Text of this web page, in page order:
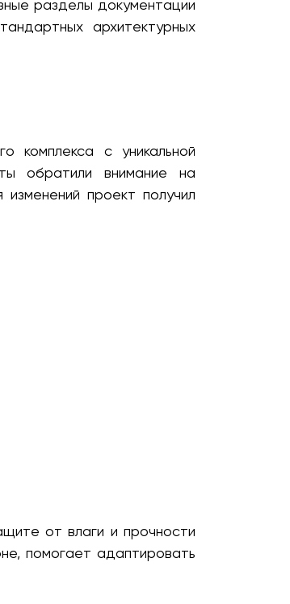
разделы документации
архитектурных
комплекса с уникальной
обратили внимание на
проект получил
от влаги и прочности
помогает адаптировать